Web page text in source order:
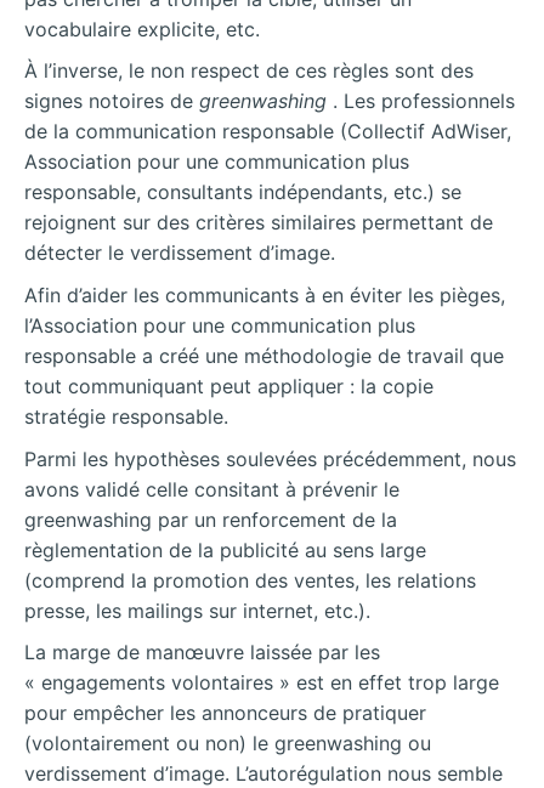
vocabulaire explicite, etc.
À l’inverse, le non respect de ces règles sont des
signes notoires de greenwashing . Les professionnels
de la communication responsable (Collectif AdWiser,
Association pour une communication plus
responsable, consultants indépendants, etc.) se
rejoignent sur des critères similaires permettant de
détecter le verdissement d’image.
Afin d’aider les communicants à en éviter les pièges,
l’Association pour une communication plus
responsable a créé une méthodologie de travail que
tout communiquant peut appliquer : la copie
stratégie responsable.
Parmi les hypothèses soulevées précédemment, nous
avons validé celle consitant à prévenir le
greenwashing par un renforcement de la
règlementation de la publicité au sens large
(comprend la promotion des ventes, les relations
presse, les mailings sur internet, etc.).
La marge de manœuvre laissée par les
« engagements volontaires » est en effet trop large
pour empêcher les annonceurs de pratiquer
(volontairement ou non) le greenwashing ou
verdissement d’image. L’autorégulation nous semble